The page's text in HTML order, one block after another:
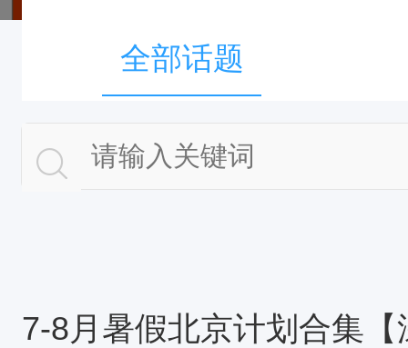
全部话题
7-8月暑假北京计划合集【